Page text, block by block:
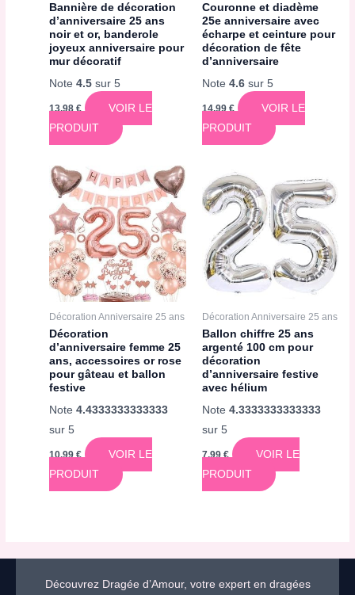
Bannière de décoration
d’anniversaire 25 ans
noir et or, banderole
joyeux anniversaire pour
mur décoratif
Note4.5 sur 5
13,98€
VOIR LE
PRODUIT
Couronne et diadème
25e anniversaire avec
écharpe et ceinture pour
décoration de fête
d’anniversaire
Note 4.6sur 5
14,99€
VOIR LE
PRODUIT
Décoration Anniversaire 25 ans
Décoration
d’anniversaire femme 25
ans, accessoires or rose
pour gâteau et ballon
festive
Note4.4333333333333
sur 5
10,99€
VOIR LE
PRODUIT
Décoration Anniversaire 25 ans
Ballon chiffre 25 ans
argenté 100 cm pour
décoration
d’anniversaire festive
avec hélium
Note 4.3333333333333
sur 5
7,99€
VOIR LE
PRODUIT
Découvrez Dragée d’Amour, votre expert en dragées